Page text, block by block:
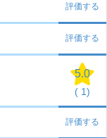
評価する
評価する
5.0
( 1)
評価する